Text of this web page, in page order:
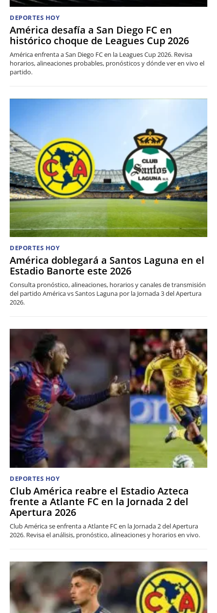
DEPORTES HOY
América desafía a San Diego FC en
histórico choque de Leagues Cup 2026
América enfrenta a San Diego FC en la Leagues Cup 2026. Revisa
horarios, alineaciones probables, pronósticos y dónde ver en vivo el
partido.
DEPORTES HOY
América doblegará a Santos Laguna en el
Estadio Banorte este 2026
Consulta pronóstico, alineaciones, horarios y canales de transmisión
del partido América vs Santos Laguna por la Jornada 3 del Apertura
2026.
DEPORTES HOY
Club América reabre el Estadio Azteca
frente a Atlante FC en la Jornada 2 del
Apertura 2026
Club América se enfrenta a Atlante FC en la Jornada 2 del Apertura
2026. Revisa el análisis, pronóstico, alineaciones y horarios en vivo.